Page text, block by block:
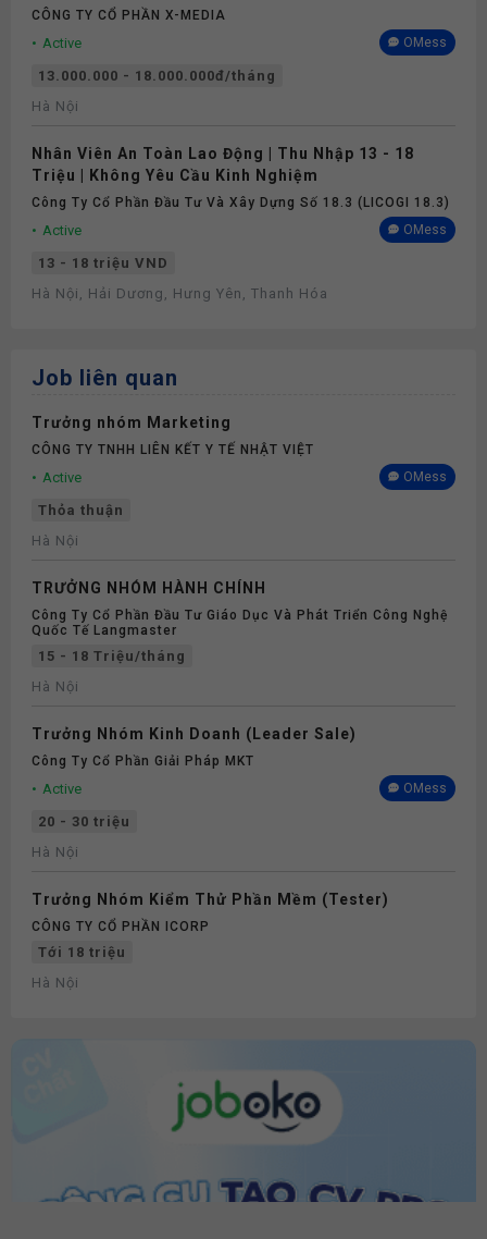
CÔNG TY CỔ PHẦN X-MEDIA
Active OMess
13.000.000 - 18.000.000đ/tháng
Hà Nội
Nhân Viên An Toàn Lao Động | Thu Nhập 13 - 18
Triệu | Không Yêu Cầu Kinh Nghiệm
Công Ty Cổ Phần Đầu Tư Và Xây Dựng Số 18.3 (LICOGI 18.3)
Active OMess
13 - 18 triệu VND
Hà Nội, Hải Dương, Hưng Yên, Thanh Hóa
Job liên quan
Trưởng nhóm Marketing
CÔNG TY TNHH LIÊN KẾT Y TẾ NHẬT VIỆT
Active OMess
Thỏa thuận
Hà Nội
TRƯỞNG NHÓM HÀNH CHÍNH
Công Ty Cổ Phần Đầu Tư Giáo Dục Và Phát Triển Công Nghệ
Quốc Tế Langmaster
15 - 18 Triệu/tháng
Hà Nội
Trưởng Nhóm Kinh Doanh (Leader Sale)
Công Ty Cổ Phần Giải Pháp MKT
Active OMess
20 - 30 triệu
Hà Nội
Trưởng Nhóm Kiểm Thử Phần Mềm (Tester)
CÔNG TY CỔ PHẦN ICORP
Tới 18 triệu
Hà Nội